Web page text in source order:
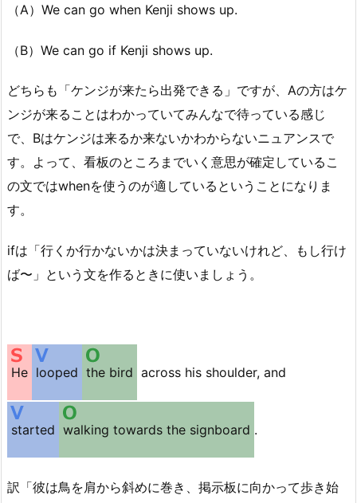
（A）We can go when Kenji shows up.
（B）We can go if Kenji shows up.
どちらも「ケンジが来たら出発できる」ですが、Aの方はケ
ンジが来ることはわかっていてみんなで待っている感じ
で、Bはケンジは来るか来ないかわからないニュアンスで
す。よって、看板のところまでいく意思が確定しているこ
の文ではwhenを使うのが適しているということになりま
す。
ifは「行くか行かないかは決まっていないけれど、もし行け
ば〜」という文を作るときに使いましょう。
He looped the bird across his shoulder, and
started walking towards the signboard .
訳「彼は鳥を肩から斜めに巻き、掲示板に向かって歩き始